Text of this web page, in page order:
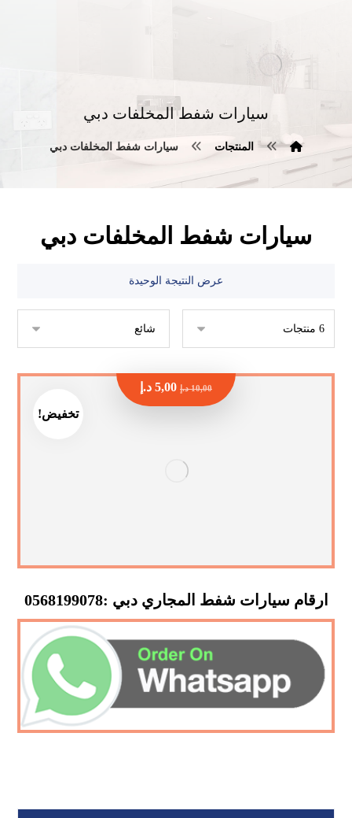
سيارات شفط المخلفات دبي
المنتجات سيارات شفط المخلفات دبي
سيارات شفط المخلفات دبي
عرض النتيجة الوحيدة
تخفيض!
ارقام سيارات شفط المجاري دبي :0568199078
10,00 د.إ 5,00 د.إ